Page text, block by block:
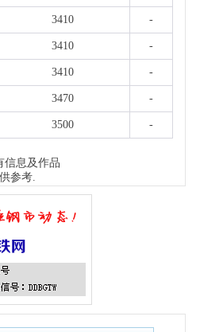
3410 -
3410 -
3410 -
3470 -
3500 -
信息及作品
参考.